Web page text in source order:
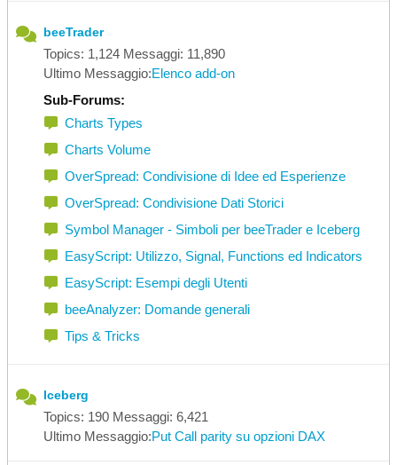
beeTrader
Topics: 1,124 Messaggi: 11,890
Ultimo Messaggio:Elenco add-on
Sub-Forums:
Charts Types
Charts Volume
OverSpread: Condivisione di Idee ed Esperienze
OverSpread: Condivisione Dati Storici
Symbol Manager - Simboli per beeTrader e Iceberg
EasyScript: Utilizzo, Signal, Functions ed Indicators
EasyScript: Esempi degli Utenti
beeAnalyzer: Domande generali
Tips & Tricks
Iceberg
Topics: 190 Messaggi: 6,421
Ultimo Messaggio:Put Call parity su opzioni DAX